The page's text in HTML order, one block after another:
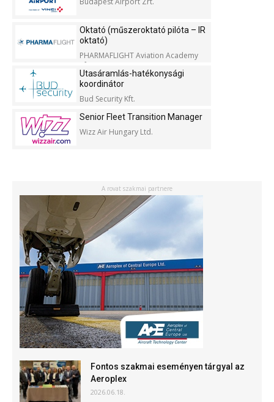
Oktató (műszeroktató pilóta – IR
oktató)
PHARMAFLIGHT Aviation Academy
Kft.
Utasáramlás-hatékonysági
koordinátor
Bud Security Kft.
Senior Fleet Transition Manager
Wizz Air Hungary Ltd.
A rovat szakmai partnere
Fontos szakmai eseményen tárgyal az
Aeroplex
2026.06.18.